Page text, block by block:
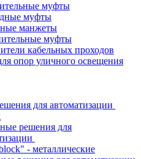
муфты
муфты
манжеты
муфты
кабельных проходов
опор уличного освещения
для автоматизации
решения для
- металлические